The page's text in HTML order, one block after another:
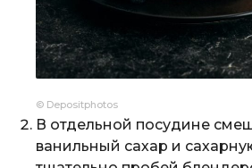
© Depositphotos
В отдельной посудине
ванильный сахар и